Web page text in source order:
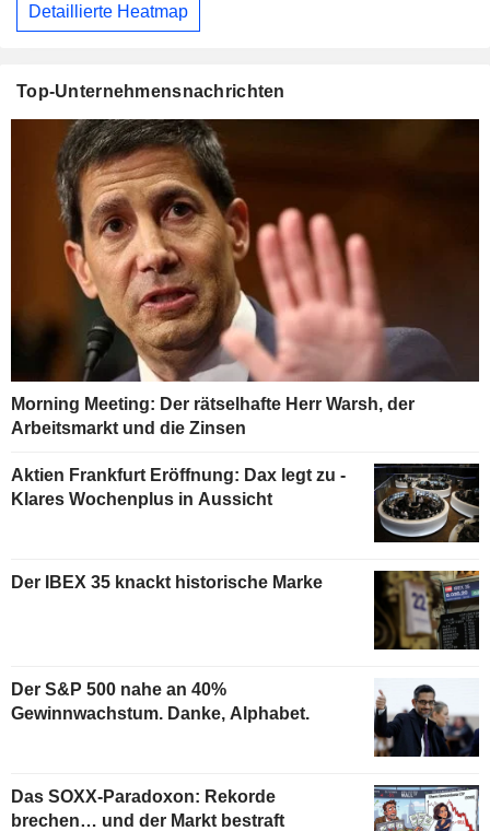
Detaillierte Heatmap
Top-Unternehmensnachrichten
Morning Meeting: Der rätselhafte Herr Warsh, der
Arbeitsmarkt und die Zinsen
Aktien Frankfurt Eröffnung: Dax legt zu -
Klares Wochenplus in Aussicht
Der IBEX 35 knackt historische Marke
Der S&P 500 nahe an 40%
Gewinnwachstum. Danke, Alphabet.
Das SOXX-Paradoxon: Rekorde
brechen… und der Markt bestraft